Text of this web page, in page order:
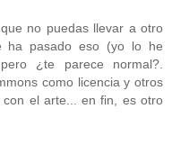
no puedas llevar a otro
ha pasado eso (yo lo he
¿te parece normal?.
como licencia y otros
el arte... en fin, es otro